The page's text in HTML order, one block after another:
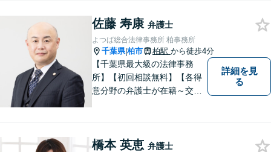
佐藤 寿康 弁護士
よつば総合法律事務所 柏事務所
千葉県|柏市 柏駅 から徒歩4分
【千葉県最大級の法律事務
所】【初回相談無料】【各得
意分野の弁護士が在籍～交通
詳細を見
る
橋本 英恵 弁護士